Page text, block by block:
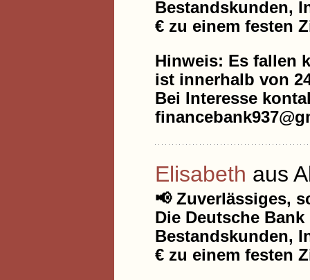
Bestandskunden,
€ zu einem festen
Hinweis: Es fallen
ist innerhalb von
Bei Interesse
Elisabeth aus
📢 Zuverlässiges,
Die Deutsche
Bestandskunden,
€ zu einem festen